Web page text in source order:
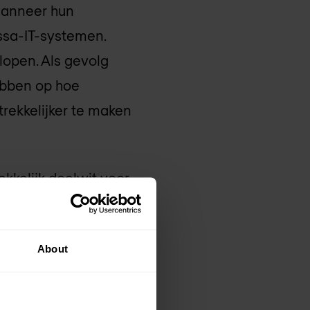
About
hun
IT-systemen.
Als gevolg
op hoe
te maken
doelwit voor
en
juridische